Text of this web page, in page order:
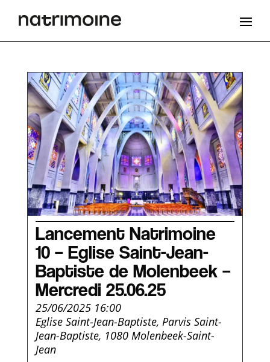
Lancement Natrimoine
10 – Eglise Saint-Jean-
Baptiste de Molenbeek –
Mercredi 25.06.25
25/06/2025 16:00
Eglise Saint-Jean-Baptiste, Parvis Saint-
Jean-Baptiste, 1080 Molenbeek-Saint-
Jean